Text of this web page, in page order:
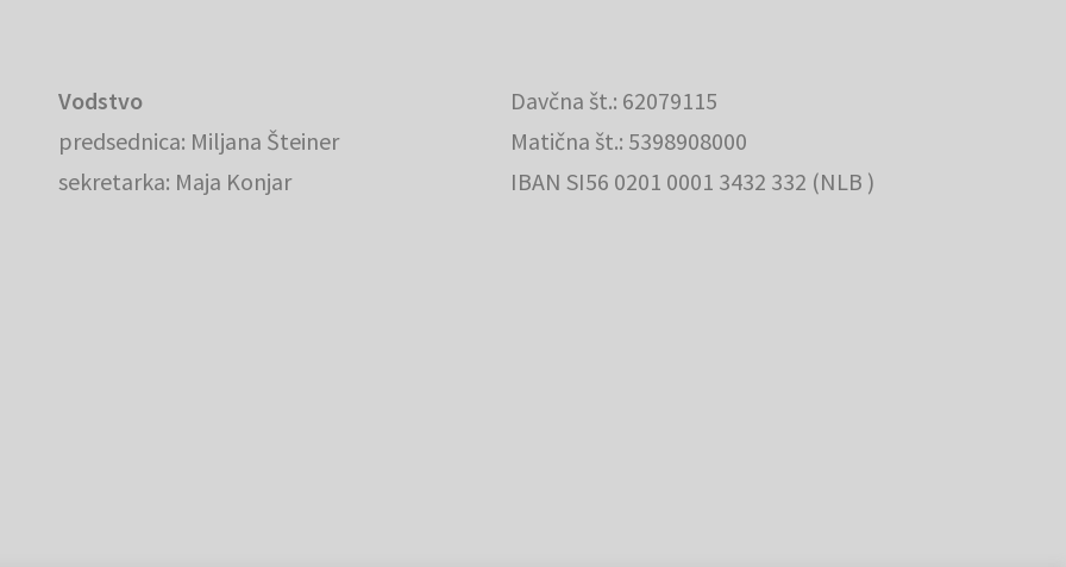
Vodstvo
predsednica: Miljana Šteiner
sekretarka: Maja Konjar
Davčna št.: 62079115
Matična št.: 5398908000
IBAN SI56 0201 0001 3432 332 (NLB )